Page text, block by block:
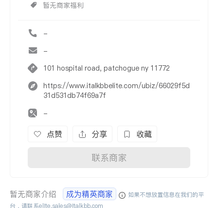
暂无商家福利
-
-
101 hospital road, patchogue ny 11772
https://www.italkbbelite.com/ubiz/66029f5d
31d531db74f69a7f
-
点赞 分享 收藏
联系商家
暂无商家介绍 成为精英商家
如果不想放置信息在我们的平
台，请联系elite.sales@italkbb.com